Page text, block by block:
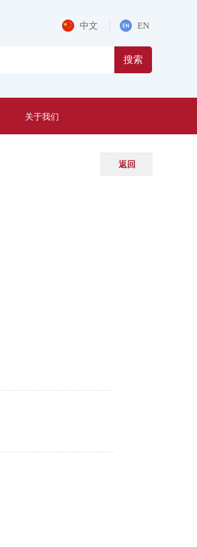
搜索
中文 EN
关于我们
返回